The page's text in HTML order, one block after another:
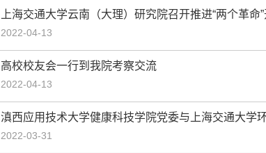
上海交通大学云南（大理）研究院召开推进“两个革命
2022-04-13
高校校友会一行到我院考察交流
2022-04-13
滇西应用技术大学健康科技学院党委与上海交通大学
2022-03-31